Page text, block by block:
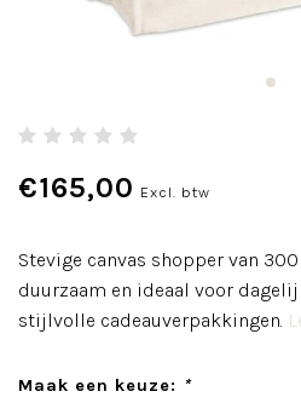
€165,00 Excl. btw
Stevige canvas shopper van
duurzaam en ideaal voor
stijlvolle cadeauverpakkingen.
Maak een keuze: *